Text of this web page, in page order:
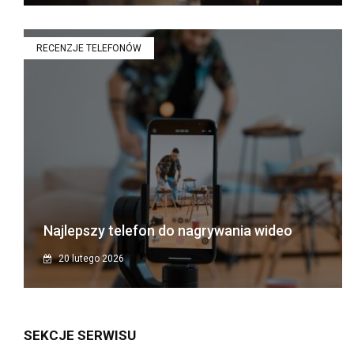
RECENZJE TELEFONÓW
Najlepszy telefon do nagrywania wideo
20 lutego 2026
SEKCJE SERWISU